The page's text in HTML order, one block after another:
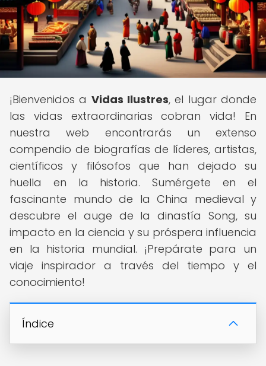
¡Bienvenidos a Vidas Ilustres, el lugar donde
las vidas extraordinarias cobran vida! En
nuestra web encontrarás un extenso
compendio de biografías de líderes, artistas,
científicos y filósofos que han dejado su
huella en la historia. Sumérgete en el
fascinante mundo de la China medieval y
descubre el auge de la dinastía Song, su
impacto en la ciencia y su próspera influencia
en la historia mundial. ¡Prepárate para un
viaje inspirador a través del tiempo y el
conocimiento!
Índice